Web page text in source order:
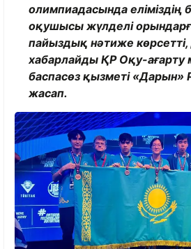
олимпиадасында еліміздің
оқушысы жүлделі
пайыздық нәтиже
хабарлайды ҚР Оқу-ағарту
баспасөз қызметі «Дарын»
жасап.